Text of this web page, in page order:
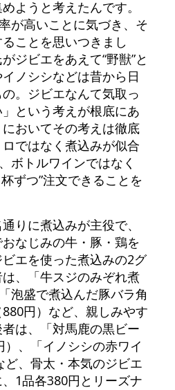
ようと考えたんです。
が高いことに気づき、そ
ことを思いつきまし
ジビエをあえて“野獣”と
ノシシなどは昔から日
。ジビエなんて気取っ
という考えが根底にあ
おいてその考えは徹底
ではなく煮込みが似合
ボトルワインではなく
ずつ”注文できることを
りに煮込みが主役で、
なじみの牛・豚・鶏を
エを使った煮込みの2グ
、「牛スジのみぞれ煮
泡盛で煮込んだ豚バラ角
円）など、親しみやす
は、「対馬鹿の黒ビー
、「イノシシの赤ワイ
ど、骨太・本気のジビエ
1品各380円とリーズナ